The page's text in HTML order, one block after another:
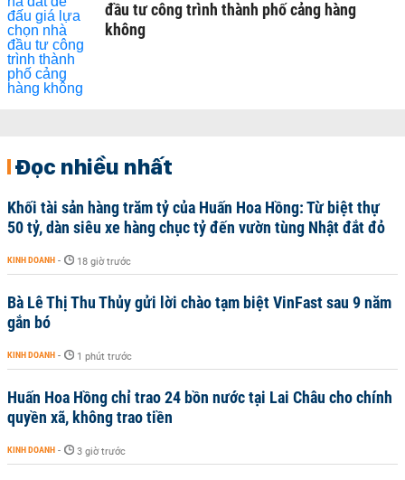
đầu tư công trình thành phố cảng hàng
không
Đọc nhiều nhất
Khối tài sản hàng trăm tỷ của Huấn Hoa Hồng: Từ biệt thự
50 tỷ, dàn siêu xe hàng chục tỷ đến vườn tùng Nhật đắt đỏ
KINH DOANH - 18 giờ trước
Bà Lê Thị Thu Thủy gửi lời chào tạm biệt VinFast sau 9 năm
gắn bó
KINH DOANH - 1 phút trước
Huấn Hoa Hồng chỉ trao 24 bồn nước tại Lai Châu cho chính
quyền xã, không trao tiền
KINH DOANH - 3 giờ trước